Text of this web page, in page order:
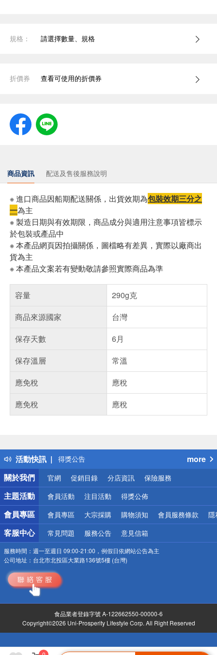
規格： 請選擇數量、規格
折價券 查看可使用的折價券
商品資訊 配送及售後服務說明
※ 進口商品因船期配送關係，出貨效期為包裝效期三分之
一為主
※ 製造日期與有效期限，商品成分與適用注意事項皆標示
於包裝或產品中
※ 本產品網頁因拍攝關係，圖檔略有差異，實際以廠商出
貨為主
※ 本產品文案若有變動敬請參照實際商品為準
容量
290g克
商品來源國家
台灣
保存天數
6月
保存溫層
常溫
應免稅
應稅
應免稅
應稅
活動快訊
得獎公告
熱門話題
銀行優惠
偏遠地區配送
詐騙網頁！請小心！
more
關於我們
官網 促銷目錄 分店資訊 保險服務
主題活動 會員活動 注目活動 得獎公佈
會員專區 會員專區 大宗採購 購物須知 會員服務條款 隱
客服中心 常見問題 服務公告 意見信箱
服務時間： 週一至週日 09:00-21:00，例假日依網站公告為主
公司地址： 台北市北投區大業路136號5樓 (台灣)
食品業者登錄字號 A-122662550-00000-6
Copyright©2026 Uni-Prosperity Lifestyle Corp. All Right Reserved